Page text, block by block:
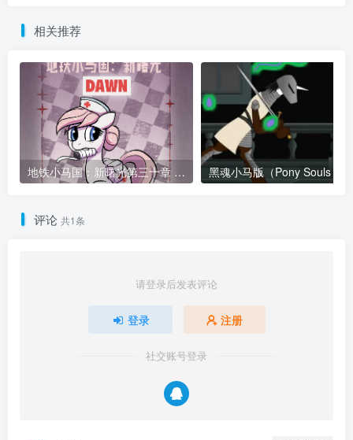
相关推荐
地铁小马国：新曙光第三十章 神秘会
评论 共1条
请登录后发表评论
登录 注册
社交账号登录